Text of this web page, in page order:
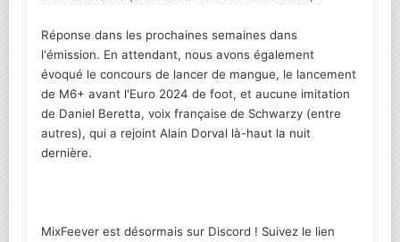
Réponse dans les prochaines semaines dans
l'émission. En attendant, nous avons également
évoqué le concours de lancer de mangue, le lancement
de M6+ avant l'Euro 2024 de foot, et aucune imitation
de Daniel Beretta, voix française de Schwarzy (entre
autres), qui a rejoint Alain Dorval là-haut la nuit
dernière.
MixFeever est désormais sur Discord ! Suivez le lien